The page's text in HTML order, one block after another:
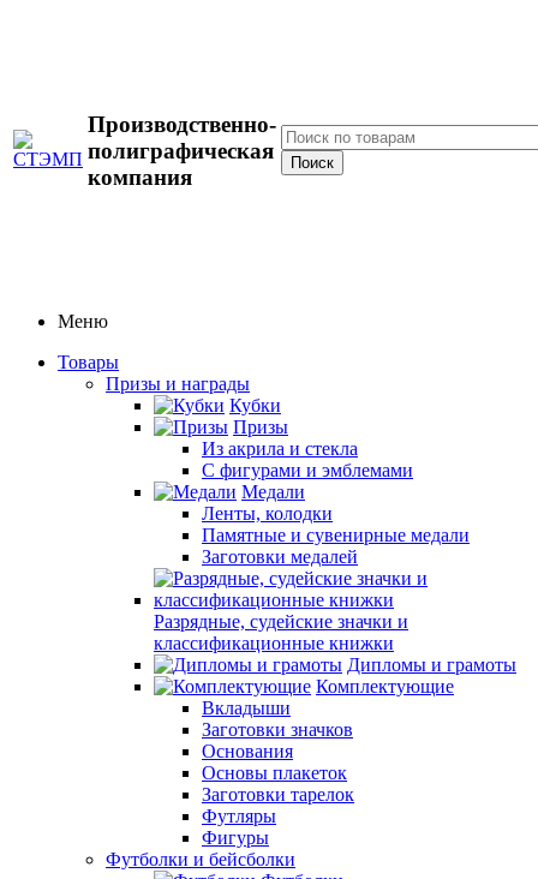
Производственно-
полиграфическая
компания
Меню
Товары
Призы и награды
Кубки
Призы
Из акрила и стекла
С фигурами и эмблемами
Медали
Ленты, колодки
Памятные и сувенирные медали
Заготовки медалей
Разрядные, судейские значки и
классификационные книжки
Дипломы и грамоты
Комплектующие
Вкладыши
Заготовки значков
Основания
Основы плакеток
Заготовки тарелок
Футляры
Фигуры
Футболки и бейсболки